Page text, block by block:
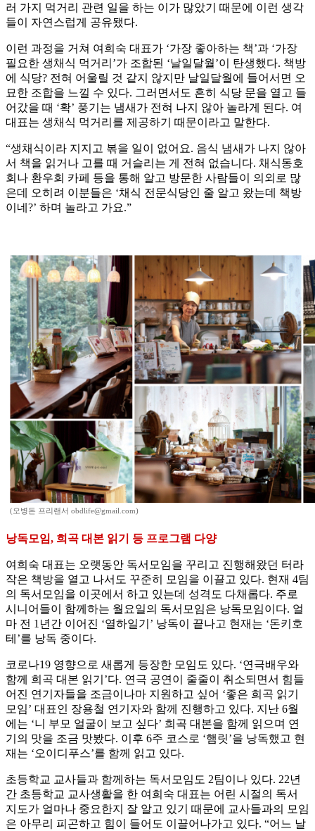
러 가지 먹거리 관련 일을 하는 이가 많았기 때문에 이런 생각
들이 자연스럽게 공유됐다.
이런 과정을 거쳐 여희숙 대표가 ‘가장 좋아하는 책’과 ‘가장
필요한 생채식 먹거리’가 조합된 ‘날일달월’이 탄생했다. 책방
에 식당? 전혀 어울릴 것 같지 않지만 날일달월에 들어서면 오
묘한 조합을 느낄 수 있다. 그러면서도 흔히 식당 문을 열고 들
어갔을 때 ‘확’ 풍기는 냄새가 전혀 나지 않아 놀라게 된다. 여
대표는 생채식 먹거리를 제공하기 때문이라고 말한다.
“생채식이라 지지고 볶을 일이 없어요. 음식 냄새가 나지 않아
서 책을 읽거나 고를 때 거슬리는 게 전혀 없습니다. 채식동호
회나 환우회 카페 등을 통해 알고 방문한 사람들이 의외로 많
은데 오히려 이분들은 ‘채식 전문식당인 줄 알고 왔는데 책방
이네?’ 하며 놀라고 가요.”
(오병돈 프리랜서 obdlife@gmail.com)
낭독모임, 희곡 대본 읽기 등 프로그램 다양
여희숙 대표는 오랫동안 독서모임을 꾸리고 진행해왔던 터라
작은 책방을 열고 나서도 꾸준히 모임을 이끌고 있다. 현재 4팀
의 독서모임을 이곳에서 하고 있는데 성격도 다채롭다. 주로
시니어들이 함께하는 월요일의 독서모임은 낭독모임이다. 얼
마 전 1년간 이어진 ‘열하일기’ 낭독이 끝나고 현재는 ‘돈키호
테’를 낭독 중이다.
코로나19 영향으로 새롭게 등장한 모임도 있다. ‘연극배우와
함께 희곡 대본 읽기’다. 연극 공연이 줄줄이 취소되면서 힘들
어진 연기자들을 조금이나마 지원하고 싶어 ‘좋은 희곡 읽기
모임’ 대표인 장용철 연기자와 함께 진행하고 있다. 지난 6월
에는 ‘니 부모 얼굴이 보고 싶다’ 희곡 대본을 함께 읽으며 연
기의 맛을 조금 맛봤다. 이후 6주 코스로 ‘햄릿’을 낭독했고 현
재는 ‘오이디푸스’를 함께 읽고 있다.
초등학교 교사들과 함께하는 독서모임도 2팀이나 있다. 22년
간 초등학교 교사생활을 한 여희숙 대표는 어린 시절의 독서
지도가 얼마나 중요한지 잘 알고 있기 때문에 교사들과의 모임
은 아무리 피곤하고 힘이 들어도 이끌어나가고 있다. “어느 날